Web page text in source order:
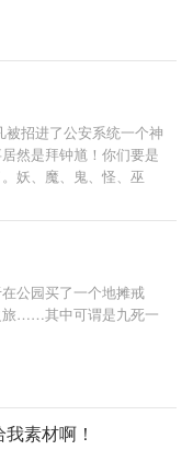
招进了公安系统一个神
然是拜钟馗！你们要是
妖、魔、鬼、怪、巫
此，一桩桩颠覆人三观
过20多年资料收集而
，也引来过麻烦，但小
线。现在发上来，算是
对自己的一份交代吧。
公园买了一个地摊戒
旅……其中可谓是九死一
素材啊！